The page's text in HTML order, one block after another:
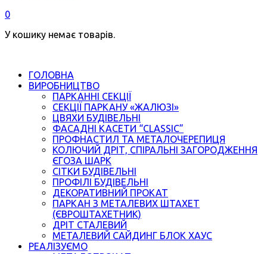
0
У кошику немає товарів.
ГОЛОВНА
ВИРОБНИЦТВО
ПАРКАННІ СЕКЦІЇ
СЕКЦІЇ ПАРКАНУ «ЖАЛЮЗІ»
ЦВЯХИ БУДІВЕЛЬНІ
ФАСАДНІ КАСЕТИ “CLASSIC”
ПРОФНАСТИЛ ТА МЕТАЛОЧЕРЕПИЦЯ
КОЛЮЧИЙ ДРІТ, СПІРАЛЬНІ ЗАГОРОДЖЕННЯ
ЄГОЗА ШАРК
СІТКИ БУДІВЕЛЬНІ
ПРОФІЛІ БУДІВЕЛЬНІ
ДЕКОРАТИВНИЙ ПРОКАТ
ПАРКАН З МЕТАЛЕВИХ ШТАХЕТ
(ЄВРОШТАХЕТНИК)
ДРІТ СТАЛЕВИЙ
МЕТАЛЕВИЙ САЙДИНГ БЛОК ХАУС
РЕАЛІЗУЄМО